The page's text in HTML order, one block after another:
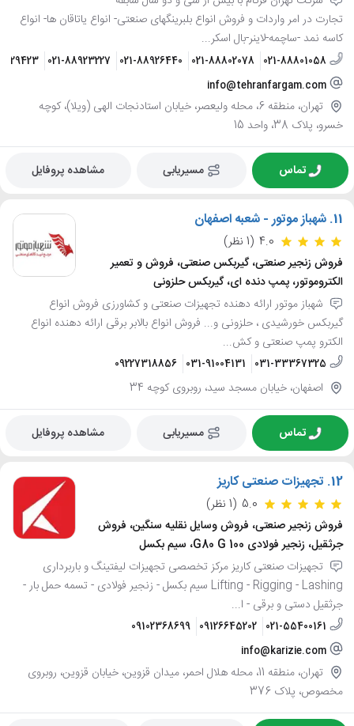
تجارت در امر واردات و فروش انواع بلبرینگهای صنعتی- انواع یاتاقان ها- انواع
کاسه نمد -ساچمه-لاینر-بال اسکر...
021-88801058
021-88802078
021-88926440
021-88923227
info@tehranfargam.com
تهران، منطقه 6، محله ولیعصر، خیابان استادنجات الهی (ویلا)، کوچه
خسرو، پلاک 38، واحد 15
تماس مسیریابی مشاهده پروفایل
11. شهباز موتور - شعبه اصفهان
4.0 (1 نظر)
فروش زنجیر صنعتی، گیربکس صنعتی، فروش و تعمیر
الکتروموتور، پمپ دنده ای، گیربکس حلزونی
شهباز موتور ارائه دهنده تجهیزات صنعتی و کشاورزی فروش انواع
گیربکس خورشیدی ، حلزونی و... فروش انواع بالابر برقی ارائه دهنده انواع
الکترو پمپ صنعتی و کش...
031-33367325
031-91004131
09227318856
اصفهان، خیابان مسجد سید، روبروی کوچه 34
تماس مسیریابی مشاهده پروفایل
12. تجهیزات صنعتی کاریز
5.0 (1 نظر)
فروش زنجیر صنعتی، فروش وسایل نقلیه سنگین، فروش
جرثقیل، زنجیر فولادی G80 G 100، سیم بکسل
تجهیزات صنعتی کاریز مرکز تخصصی تجهیزات لیفتینگ و باربرداری
Lifting - Rigging - Lashing سیم بکسل - زنجیر فولادی - تسمه حمل بار -
جرثقیل دستی و برقی - ا...
021-55400161
09126645202
09102368699
info@karizie.com
تهران، منطقه 11، محله هلال احمر، میدان قزوین، خیابان قزوین، روبروی
مخصوص، پلاک 376